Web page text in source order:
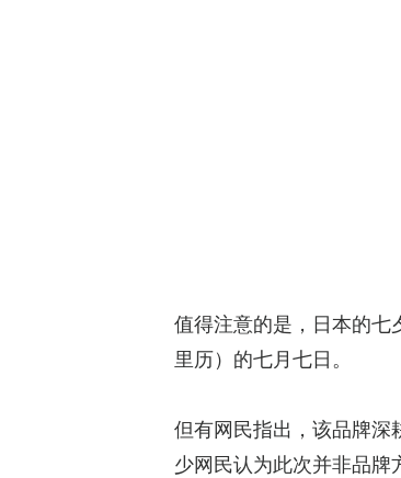
值得注意的是，日本的七
里历）的七月七日。
但有网民指出，该品牌深
少网民认为此次并非品牌